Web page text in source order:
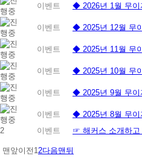
이벤트 ◆ 2026년 1월 무
이벤트 ◆ 2025년 12월 무
이벤트 ◆ 2025년 11월 무
이벤트 ◆ 2025년 10월 무
이벤트 ◆ 2025년 9월 무
이벤트 ◆ 2025년 8월 무
2
이벤트 ☞ 해커스 소개하고
맨앞이전 1 2다음맨뒤